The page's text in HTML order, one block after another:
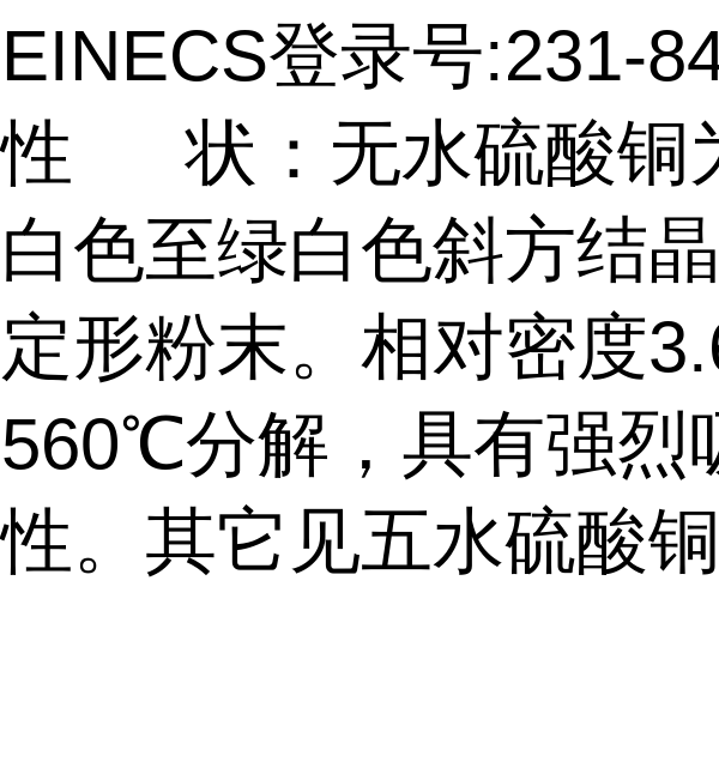
EINECS登录号:231-
性 状：无水硫酸铜
白色至绿白色斜方结
定形粉末。相对密度
560℃分解，具有强烈
性。其它见五水硫酸